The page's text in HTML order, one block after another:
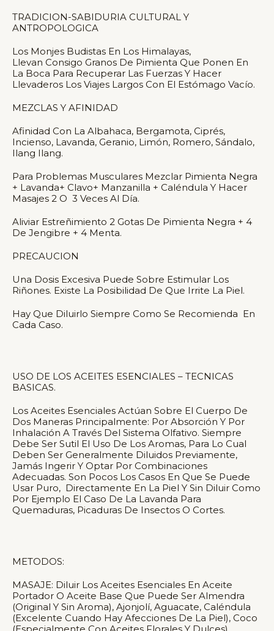
TRADICION-SABIDURIA CULTURAL Y
ANTROPOLOGICA
Los Monjes Budistas En Los Himalayas,
Llevan Consigo Granos De Pimienta Que Ponen En
La Boca Para Recuperar Las Fuerzas Y Hacer
Llevaderos Los Viajes Largos Con El Estómago Vacío.
MEZCLAS Y AFINIDAD
Afinidad Con La Albahaca, Bergamota, Ciprés,
Incienso, Lavanda, Geranio, Limón, Romero, Sándalo,
Ilang Ilang.
Para Problemas Musculares Mezclar Pimienta Negra
+ Lavanda+ Clavo+ Manzanilla + Caléndula Y Hacer
Masajes 2 O 3 Veces Al Día.
Aliviar Estreñimiento 2 Gotas De Pimienta Negra + 4
De Jengibre + 4 Menta.
PRECAUCION
Una Dosis Excesiva Puede Sobre Estimular Los
Riñones. Existe La Posibilidad De Que Irrite La Piel.
Hay Que Diluirlo Siempre Como Se Recomienda En
Cada Caso.
USO DE LOS ACEITES ESENCIALES – TECNICAS
BASICAS.
Los Aceites Esenciales Actúan Sobre El Cuerpo De
Dos Maneras Principalmente: Por Absorción Y Por
Inhalación A Través Del Sistema Olfativo. Siempre
Debe Ser Sutil El Uso De Los Aromas, Para Lo Cual
Deben Ser Generalmente Diluidos Previamente,
Jamás Ingerir Y Optar Por Combinaciones
Adecuadas. Son Pocos Los Casos En Que Se Puede
Usar Puro, Directamente En La Piel Y Sin Diluir Como
Por Ejemplo El Caso De La Lavanda Para
Quemaduras, Picaduras De Insectos O Cortes.
METODOS:
MASAJE: Diluir Los Aceites Esenciales En Aceite
Portador O Aceite Base Que Puede Ser Almendra
(original Y Sin Aroma), Ajonjolí, Aguacate, Caléndula
(excelente Cuando Hay Afecciones De La Piel), Coco